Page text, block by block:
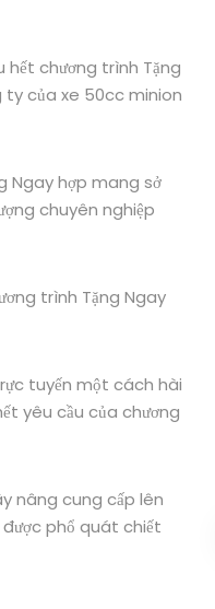
hết chương trình Tặng
của xe 50cc minion
Ngay hợp mang sở
chuyên nghiệp
trình Tặng Ngay
tuyến một cách hài
yêu cầu của chương
nâng cung cấp lên
phổ quát chiết